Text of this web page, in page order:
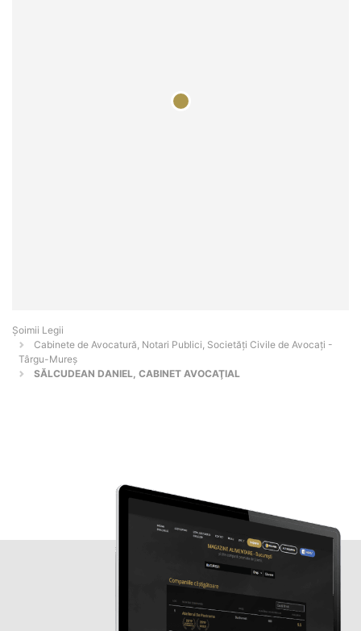
Șoimii Legii
Cabinete de Avocatură, Notari Publici, Societăți Civile de Avocați -
Târgu-Mureş
SĂLCUDEAN DANIEL, CABINET AVOCAŢIAL